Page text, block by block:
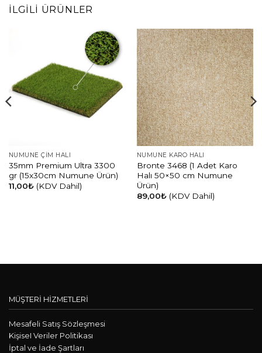
İLGILI ÜRÜNLER
NUMUNE ÇIM HALI
35mm Premium Ultra 3300
gr (15x30cm Numune Ürün)
11,00₺ (KDV Dahil)
NUMUNE KARO HALI
Bronte 3468 (1 Adet Karo
Halı 50×50 cm Numune
Ürün)
89,00₺ (KDV Dahil)
MÜŞTERİ HİZMETLERİ
Mesafeli Satış Sözleşmesi
KişiseI Veriler Politikası
İptal ve İade Şartları